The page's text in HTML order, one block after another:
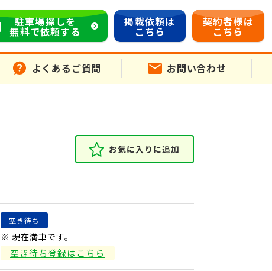
駐車場探しを
無料で依頼する
掲載依頼は
こちら
契約者様は
こちら
よくあるご質問 お問い合わせ
お気に入りに追加
空き待ち
※ 現在満車です。
空き待ち登録はこちら